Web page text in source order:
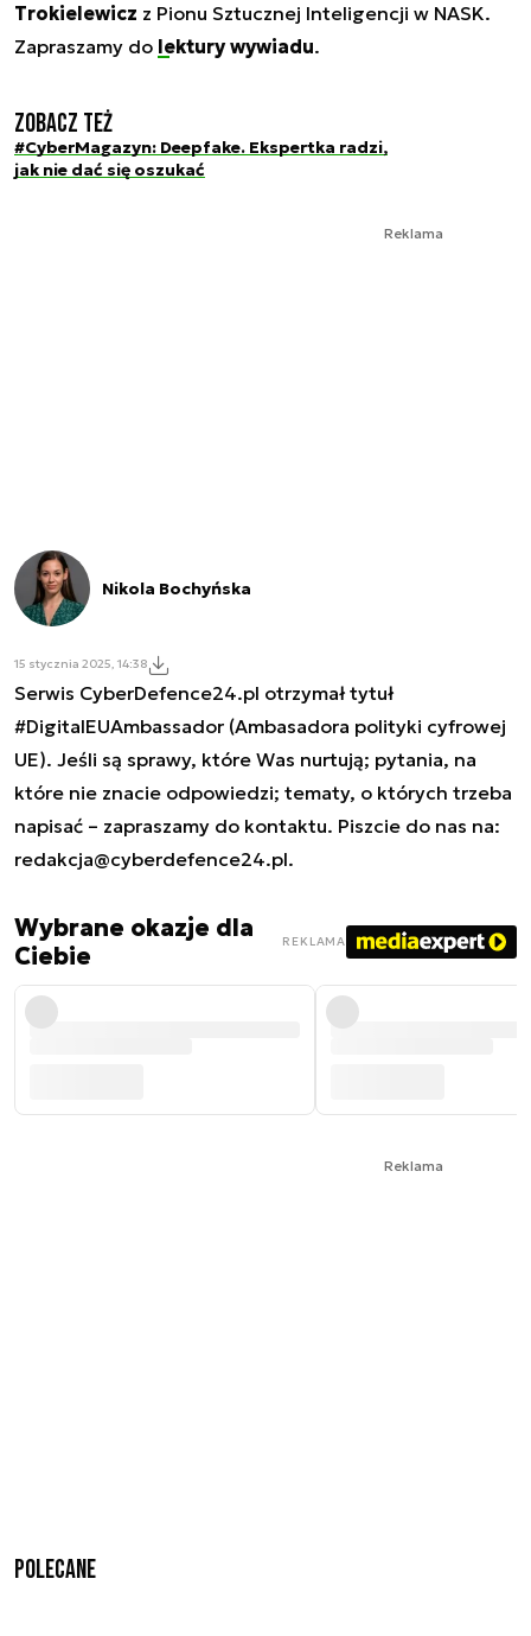
Trokielewicz z Pionu Sztucznej Inteligencji w NASK.
Zapraszamy do lektury wywiadu.
Zobacz też
#CyberMagazyn: Deepfake. Ekspertka radzi,
jak nie dać się oszukać
Reklama
Nikola Bochyńska
15 stycznia 2025, 14:38
Serwis CyberDefence24.pl otrzymał tytuł
#DigitalEUAmbassador (Ambasadora polityki cyfrowej
UE). Jeśli są sprawy, które Was nurtują; pytania, na
które nie znacie odpowiedzi; tematy, o których trzeba
napisać – zapraszamy do kontaktu. Piszcie do nas na:
redakcja@cyberdefence24.pl.
Wybrane okazje dla
Ciebie
REKLAMA
Reklama
Polecane